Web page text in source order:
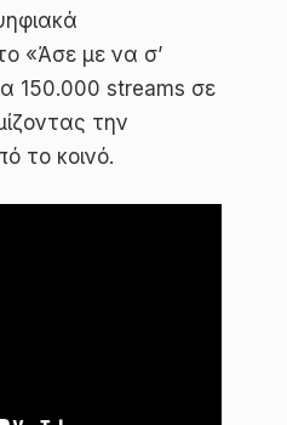
«Άσε με να σ’
150.000 streams σε
την
το κοινό.